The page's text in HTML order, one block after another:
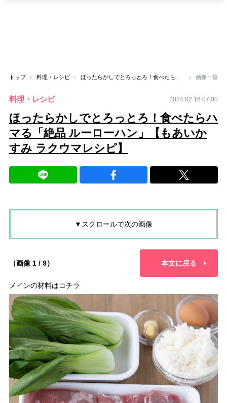
トップ 料理・レシピ 画像一覧
料理・レシピ 2024.02.16 07:00
ほったらかしでとろっとろ！食べたらハ
マる「絶品 ルーローハン」【もあいか
すみ ラクウマレシピ】
▼スクロールで次の画像
（画像 1 / 9） 本文に戻る
メインの材料はコチラ